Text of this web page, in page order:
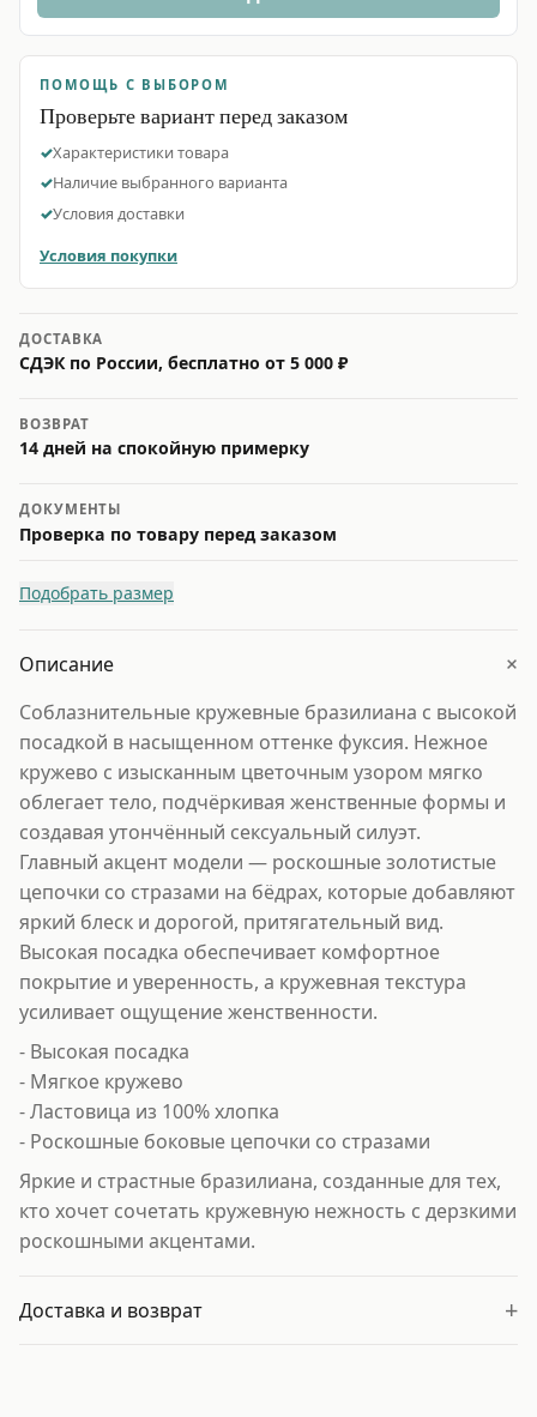
ПОМОЩЬ С ВЫБОРОМ
Проверьте вариант перед заказом
Характеристики товара
Наличие выбранного варианта
Условия доставки
Условия покупки
ДОСТАВКА
СДЭК по России, бесплатно от 5 000 ₽
ВОЗВРАТ
14 дней на спокойную примерку
ДОКУМЕНТЫ
Проверка по товару перед заказом
Подобрать размер
Описание +
Соблазнительные кружевные бразилиана с высокой
посадкой в насыщенном оттенке фуксия. Нежное
кружево с изысканным цветочным узором мягко
облегает тело, подчёркивая женственные формы и
создавая утончённый сексуальный силуэт.
Главный акцент модели — роскошные золотистые
цепочки со стразами на бёдрах, которые добавляют
яркий блеск и дорогой, притягательный вид.
Высокая посадка обеспечивает комфортное
покрытие и уверенность, а кружевная текстура
усиливает ощущение женственности.
- Высокая посадка
- Мягкое кружево
- Ластовица из 100% хлопка
- Роскошные боковые цепочки со стразами
Яркие и страстные бразилиана, созданные для тех,
кто хочет сочетать кружевную нежность с дерзкими
роскошными акцентами.
Доставка и возврат +